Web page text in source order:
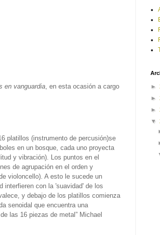
en vanguardia, en esta ocasión a cargo
platillos (instrumento de percusión)se
en un bosque, cada uno proyecta
y vibración). Los puntos en el
de agrupación en el orden y
violoncello). A esto le sucede un
interfieren con la 'suavidad' de los
y debajo de los platillos comienza
senoidal que encuentra una
las 16 piezas de metal” Michael
►
►
►
▼